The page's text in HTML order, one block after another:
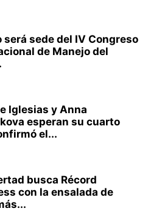
será sede del IV Congreso
de Manejo del
Iglesias y Anna
esperan su cuarto
el...
busca Récord
con la ensalada de